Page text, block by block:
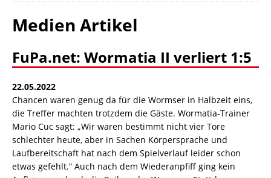
Medien Artikel
FuPa.net: Wormatia II verliert 1:5
22.05.2022
Chancen waren genug da für die Wormser in Halbzeit eins,
die Treffer machten trotzdem die Gäste. Wormatia-Trainer
Mario Cuc sagt: „Wir waren bestimmt nicht vier Tore
schlechter heute, aber in Sachen Körpersprache und
Laufbereitschaft hat nach dem Spielverlauf leider schon
etwas gefehlt.“ Auch nach dem Wiederanpfiff ging kein